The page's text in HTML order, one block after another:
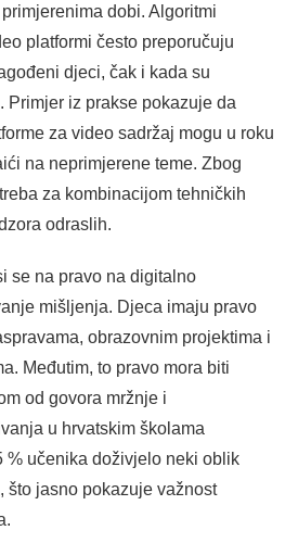
dobi. Algoritmi
platformi često preporučuju
djeci, čak i kada su
Primjer iz prakse pokazuje da
za video sadržaj mogu u roku
na neprimjerene teme. Zbog
za kombinacijom tehničkih
odraslih.
se na pravo na digitalno
mišljenja. Djeca imaju pravo
obrazovnim projektima i
Međutim, to pravo mora biti
od govora mržnje i
u hrvatskim školama
% učenika doživjelo neki oblik
što jasno pokazuje važnost